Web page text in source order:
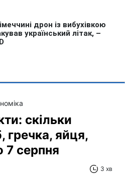
скільки
гречка, яйця,
7 серпня
3 хв